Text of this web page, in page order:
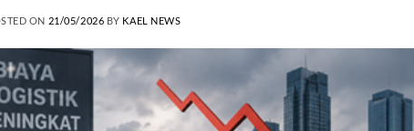
ON 21/05/2026 BY KAEL NEWS